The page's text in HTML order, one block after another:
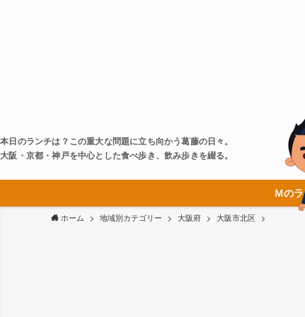
本日のランチは？この重大な問題に立ち向かう葛藤の日々。
大阪・京都・神戸を中心とした食べ歩き、飲み歩きを綴る。
Ｍの
ホーム 地域別カテゴリー 大阪府 大阪市北区